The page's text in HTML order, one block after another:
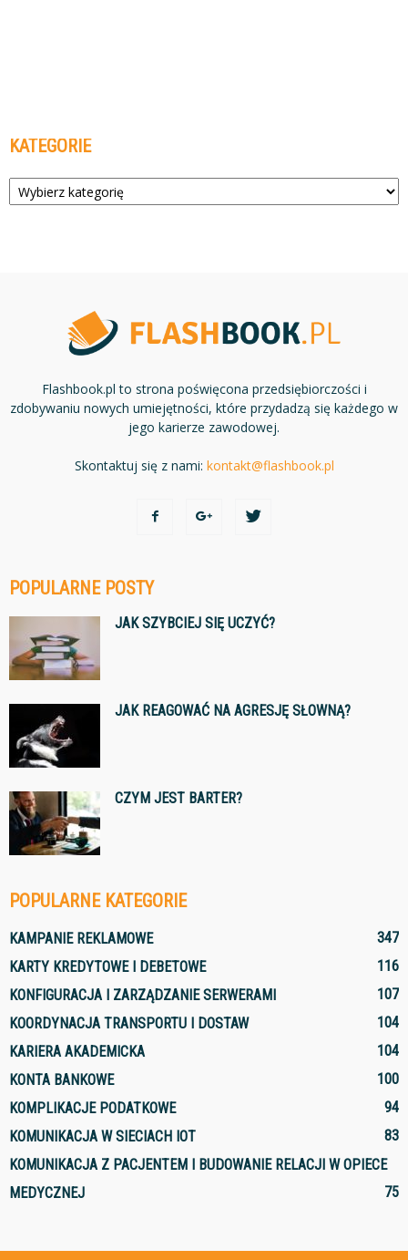
KATEGORIE
Kategorie
Flashbook.pl to strona poświęcona przedsiębiorczości i
zdobywaniu nowych umiejętności, które przydadzą się każdego w
jego karierze zawodowej.
Skontaktuj się z nami: kontakt@flashbook.pl
POPULARNE POSTY
JAK SZYBCIEJ SIĘ UCZYĆ?
JAK REAGOWAĆ NA AGRESJĘ SŁOWNĄ?
CZYM JEST BARTER?
POPULARNE KATEGORIE
KAMPANIE REKLAMOWE
347
KARTY KREDYTOWE I DEBETOWE
116
KONFIGURACJA I ZARZĄDZANIE SERWERAMI
107
KOORDYNACJA TRANSPORTU I DOSTAW
104
KARIERA AKADEMICKA
104
KONTA BANKOWE
100
KOMPLIKACJE PODATKOWE
94
KOMUNIKACJA W SIECIACH IOT
83
KOMUNIKACJA Z PACJENTEM I BUDOWANIE RELACJI W OPIECE
MEDYCZNEJ
75